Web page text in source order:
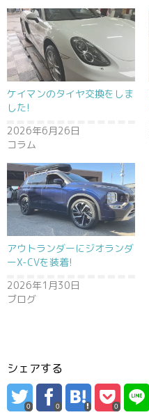
ケイマンのタイヤ交換をしま
した!
2026年6月26日
コラム
アウトランダーにジオランダ
ーX-CVを装着!
2026年1月30日
ブログ
シェアする
0 0 0